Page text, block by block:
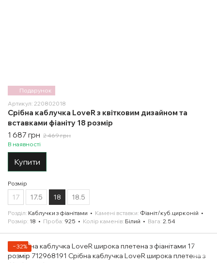
Подарунок
Артикул: 220802018
Срібна каблучка LoveR з квітковим дизайном та
вставками фіаніту 18 розмір
1 687 грн 2 469 грн
В наявності
Купити
Розмір
17 17.5 18 18.5
Розділ Каблучки з фіанітами Камені вставки Фіаніт/куб.цирконій
Розмір 18 Проба 925 Колір каменів Білий Вага 2.54
−32%